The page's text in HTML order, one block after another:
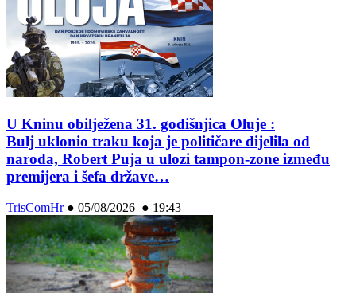
U Kninu obilježena 31. godišnjica Oluje :
Bulj uklonio traku koja je političare dijelila od
naroda, Robert Puja u ulozi tampon-zone između
premijera i šefa države…
TrisComHr● 05/08/2026 ● 19:43